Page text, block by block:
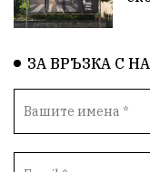
ЗА ВРЪЗКА С